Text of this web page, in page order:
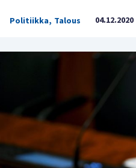
Politiikka, Talous 04.12.2020